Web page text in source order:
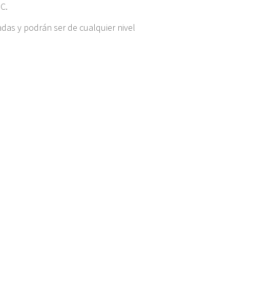
y podrán ser de cualquier nivel